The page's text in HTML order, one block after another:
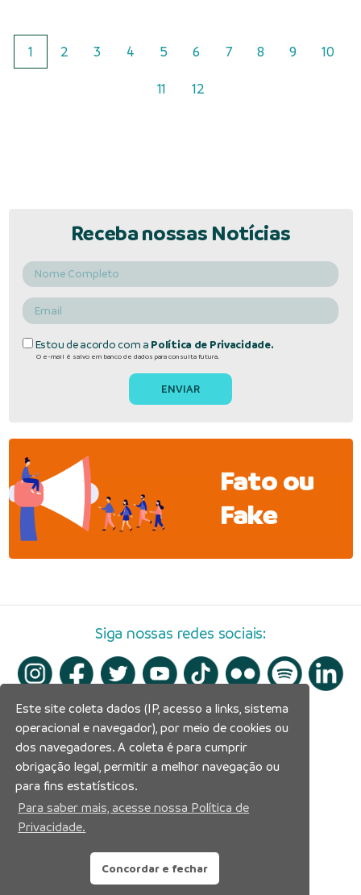
1 2 3 4 5 6 7 8 9 10
11 12
Receba nossas Notícias
Estou de acordo com a Política de Privacidade.
O e-mail é salvo em banco de dados para consulta futura.
Fato ou
Fake
Siga nossas redes sociais:
Prefeitura Municipal de Manaus
Este site coleta dados (IP, acesso a links, sistema
operacional e navegador), por meio de cookies ou
dos navegadores. A coleta é para cumprir
obrigação legal, permitir a melhor navegação ou
para fins estatísticos.
Para saber mais, acesse nossa Política de
Privacidade.
Concordar e fechar